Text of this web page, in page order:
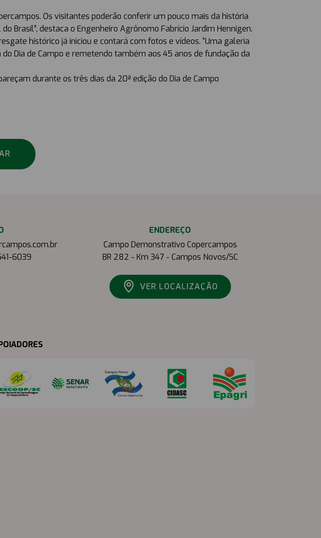
Os visitantes poderão conferir um pouco mais da história
Brasil”, destaca o Engenheiro Agrônomo Fabrício Jardim Hennigen.
histórico já iniciou e contará com fotos e vídeos. “Uma galeria
Dia de Campo e remetendo também aos 45 anos de fundação da
durante os três dias da 20ª edição do Dia de Campo
6039
ENDEREÇO
Campo Demonstrativo Copercampos
BR 282 - Km 347 - Campos Novos/SC
VER LOCALIZAÇÃO